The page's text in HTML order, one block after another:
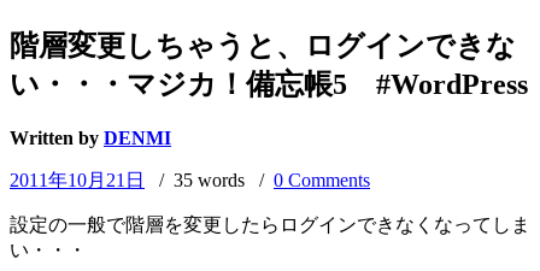
content
階層変更しちゃうと、ログインできな
い・・・マジカ！備忘帳5 #WordPress
Written by DENMI
2011年10月21日 / 35 words / 0 Comments
設定の一般で階層を変更したらログインできなくなってしま
い・・・